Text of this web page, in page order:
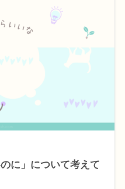
に」について考えて